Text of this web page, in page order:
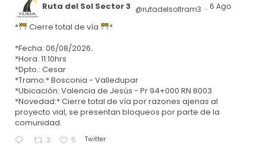
Ruta del Sol Sector 3 @rutadelsoltram3 · 6 Ago
* Cierre total de vía
*
*Fecha: 06/08/2026.
*Hora: 11:10hrs
*Dpto.: Cesar
*Tramo:* Bosconia - Valledupar
*Ubicación: Valencia de Jesús - Pr 94+000 RN 8003
*Novedad:* Cierre total de vía por razones ajenas al
proyecto vial, se presentan bloqueos por parte de la
comunidad.
3 5 Twitter